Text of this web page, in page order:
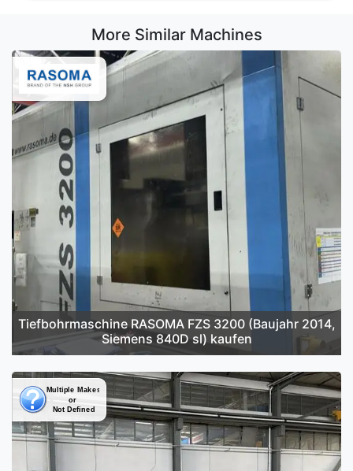
More Similar Machines
Tiefbohrmaschine RASOMA FZS 3200 (Baujahr 2014,
Siemens 840D sl) kaufen